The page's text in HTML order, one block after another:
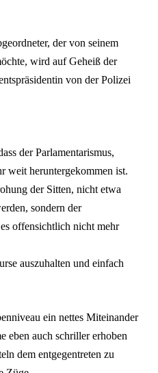
der von seinem
wird auf Geheiß der
von der Polizei
der Parlamentarismus,
weit heruntergekommen ist.
der Sitten, nicht etwa
sondern der
offensichtlich nicht mehr
auszuhalten und einfach
ein nettes Miteinander
eben auch schriller erhoben
dem entgegentreten zu